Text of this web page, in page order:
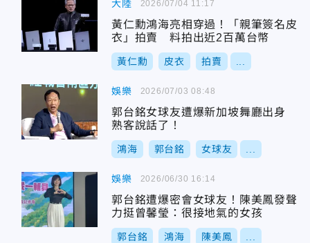
大陸
黃仁勳鴻海亮相穿過！「親筆簽名皮
衣」拍賣 料拍出近2百萬台幣
黃仁勳 皮衣 拍賣
2026/07/04 11:17
娛樂
郭台銘女球友遭爆新加坡舞廳出身
熟客說話了！
鴻海 郭台銘 女球友
2026/07/03 08:48
娛樂
郭台銘遭爆密會女球友！陳美鳳發聲
力挺曾馨瑩：很接地氣的女孩
郭台銘 鴻海 陳美鳳
2026/06/30 16:14